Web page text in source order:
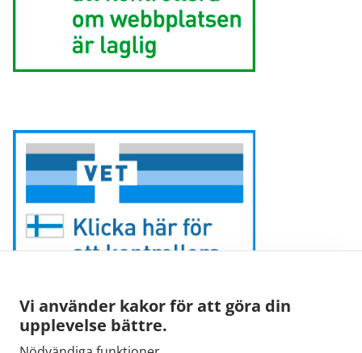
Vi använder kakor för att göra din
upplevelse bättre.